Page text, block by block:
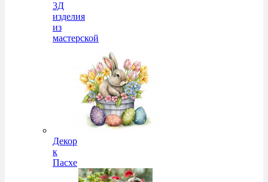
3Д
изделия
из
мастерской
Декор
к
Пасхе